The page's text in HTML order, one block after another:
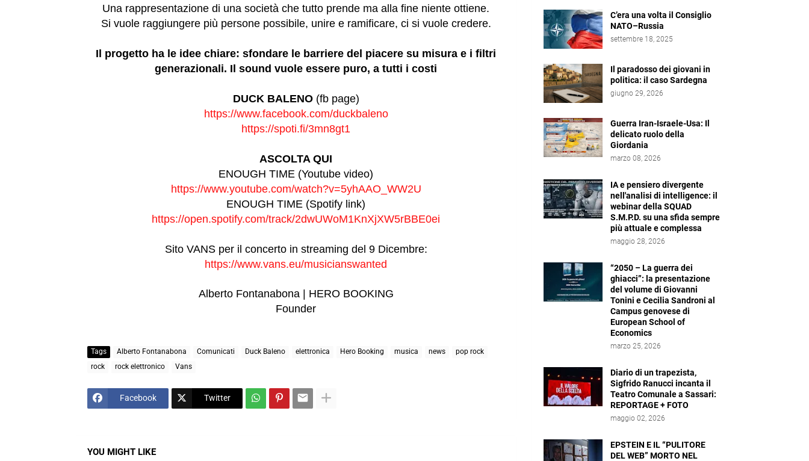
Una rappresentazione di una società che tutto prende ma alla fine niente ottiene.
Si vuole raggiungere più persone possibile, unire e ramificare, ci si vuole credere.
Il progetto ha le idee chiare: sfondare le barriere del piacere su misura e i filtri
generazionali. Il sound vuole essere puro, a tutti i costi
DUCK BALENO(fb page)
https://www.facebook.com/duckbaleno
https://spoti.fi/3mn8gt1
ASCOLTA QUI
ENOUGH TIME (Youtube video)
https://www.youtube.com/watch?v=5yhAAO_WW2U
ENOUGH TIME (Spotify link)
https://open.spotify.com/track/2dwUWoM1KnXjXW5rBBE0ei
Sito VANS per il concerto in streaming del 9 Dicembre:
https://www.vans.eu/musicianswanted
Alberto Fontanabona | HERO BOOKING
Founder
Tags Alberto Fontanabona Comunicati Duck Baleno elettronica Hero Booking musica news
pop rock
rock
rock elettronico Vans
Facebook Twitter
YOU MIGHT LIKE
C’era una volta il Consiglio
NATO–Russia
settembre 18, 2025
Il paradosso dei giovani in
politica: il caso Sardegna
giugno 29, 2026
Guerra Iran-Israele-Usa: Il
delicato ruolo della
Giordania
marzo 08, 2026
IA e pensiero divergente
nell'analisi di intelligence: il
webinar della SQUAD
S.M.P.D. su una sfida sempre
più attuale e complessa
maggio 28, 2026
“2050 – La guerra dei
ghiacci”: la presentazione
del volume di Giovanni
Tonini e Cecilia Sandroni al
Campus genovese di
European School of
Economics
marzo 25, 2026
Diario di un trapezista,
Sigfrido Ranucci incanta il
Teatro Comunale a Sassari:
REPORTAGE + FOTO
maggio 02, 2026
EPSTEIN E IL “PULITORE
DEL WEB” MORTO NEL